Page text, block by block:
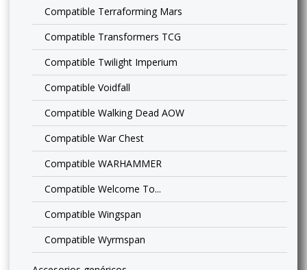
Compatible Terraforming Mars
Compatible Transformers TCG
Compatible Twilight Imperium
Compatible Voidfall
Compatible Walking Dead AOW
Compatible War Chest
Compatible WARHAMMER
Compatible Welcome To...
Compatible Wingspan
Compatible Wyrmspan